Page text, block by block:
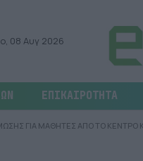
08 Αυγ 2026
ΕΠΙΚΑΙΡΟΤΗΤΑ
ΓΙΑ ΜΑΘΗΤΕΣ ΑΠΟ ΤΟ ΚΕΝΤΡΟ